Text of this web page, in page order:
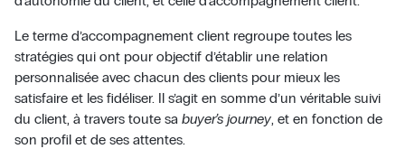
Le terme d’accompagnement client regroupe toutes les
stratégies qui ont pour objectif d’établir une relation
personnalisée avec chacun des clients pour mieux les
satisfaire et les fidéliser. Il s’agit en somme d’un véritable suivi
du client, à travers toute sa buyer’s journey, et en fonction de
son profil et de ses attentes.